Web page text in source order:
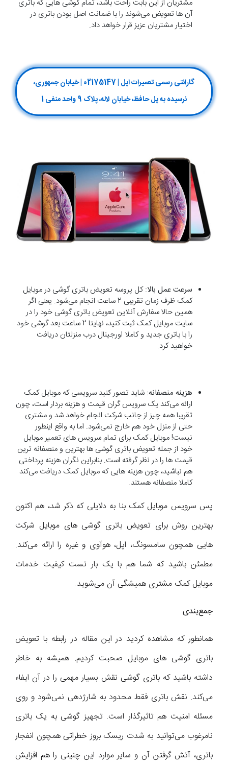
مشتریان از این بابت راحت باشد، تمام گوشی هایی که باتری
آن ها تعویض می‌شوند را با ضمانت اصل بودن باتری در
اختیار مشتریان عزیز قرار خواهد داد.
گارانتی رسمی تعمیرات اپل | 02175147 | خیابان جمهوری،
نرسیده به پل حافظ، خیابان لاله، پلاک 9 واحد منفی 1
سرعت عمل بالا:کل پروسه تعویض باتری گوشی در موبایل
کمک ظرف زمان تقریبی 2 ساعت انجام می‌شود. یعنی اگر
همین حالا سفارش آنلاین تعویض باتری گوشی خود را در
سایت موبایل کمک ثبت کنید، نهایتا 2 ساعت بعد گوشی خود
را با باتری جدید و کاملا اورجینال درب منزلتان دریافت
خواهید کرد.
هزینه منصفانه: شاید تصور کنید سرویسی که موبایل کمک
ارائه می‌کند یک سرویس گران قیمت و هزینه بردار است، چون
تقریبا همه چیز از جانب شرکت انجام خواهد شد و مشتری
حتی از منزل خود هم خارج نمی‌شود. اما به واقع اینطور
نیست! موبایل کمک برای تمام سرویس های تعمیر موبایل
خود از جمله تعویض باتری گوشی ها بهترین و منصفانه ترین
قیمت ها را در نظر گرفته است. بنابراین نگران هزینه پرداختی
هم نباشید، چون هزینه‌ هایی که موبایل کمک دریافت می‌کند
کاملا منصفانه هستند.
پس سرویس موبایل کمک بنا به دلایلی که ذکر شد، هم اکنون
بهترین روش برای تعویض باتری گوشی های موبایل شرکت
هایی همچون سامسونگ، اپل، هوآوی و غیره را ارائه می‌کند.
مطمئن باشید که شما هم با یک بار تست کیفیت خدمات
موبایل کمک مشتری همیشگی آن می‌شوید.
جمع‌بندی
همانطور که مشاهده کردید در این مقاله در رابطه با تعویض
باتری گوشی های موبایل صحبت کردیم. همیشه به خاطر
داشته باشید که باتری گوشی نقش بسیار مهمی را در آن ایفاء
می‌کند. نقش باتری فقط محدود به شارژدهی نمی‌شود و روی
مسئله امنیت هم تاثیرگذار است. تجهیز گوشی به یک باتری
نامرغوب می‌توانید به شدت ریسک بروز خطراتی همچون انفجار
باتری، آتش گرفتن آن و سایر موارد این چنینی را هم افزایش